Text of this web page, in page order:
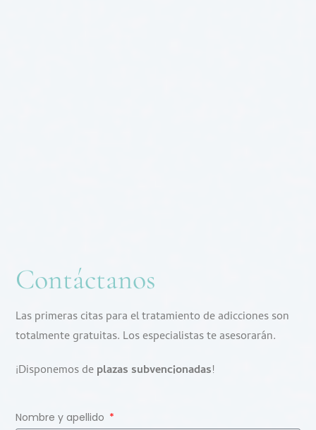
Contáctanos
Las primeras citas para el tratamiento de adicciones son
totalmente gratuitas. Los especialistas te asesorarán.
¡Disponemos deplazas subvencionadas!
Nombre y apellido